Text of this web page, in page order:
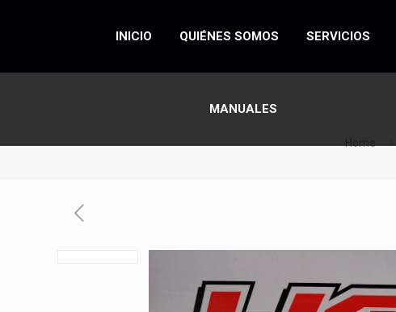
INICIO QUIÉNES SOMOS SERVICIOS
MANUALES